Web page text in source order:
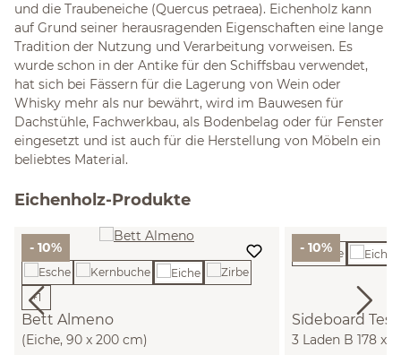
und die Traubeneiche (Quercus petraea). Eichenholz kann
auf Grund seiner herausragenden Eigenschaften eine lange
Tradition der Nutzung und Verarbeitung vorweisen. Es
wurde schon in der Antike für den Schiffsbau verwendet,
hat sich bei Fässern für die Lagerung von Wein oder
Whisky mehr als nur bewährt, wird im Bauwesen für
Dachstühle, Fachwerkbau, als Bodenbelag oder für Fenster
eingesetzt und ist auch für die Herstellung von Möbeln ein
beliebtes Material.
Eichenholz-Produkte
- 10%
Bett Almeno
(Eiche, 90 x 200 cm)
+1
- 10%
Sideboard
3 Laden B 178 x